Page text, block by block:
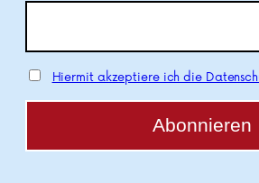
Hiermit akzeptiere ich die